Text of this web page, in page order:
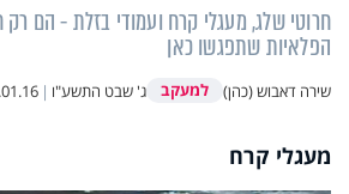
חרוטי שלג, מעגלי קרח ועמודי בזלת - הם
הפלאיות שתפגשו כאן
שירה דאבוש (כהן) למעקב ג' שבט התשע"ו |
מעגלי קרח